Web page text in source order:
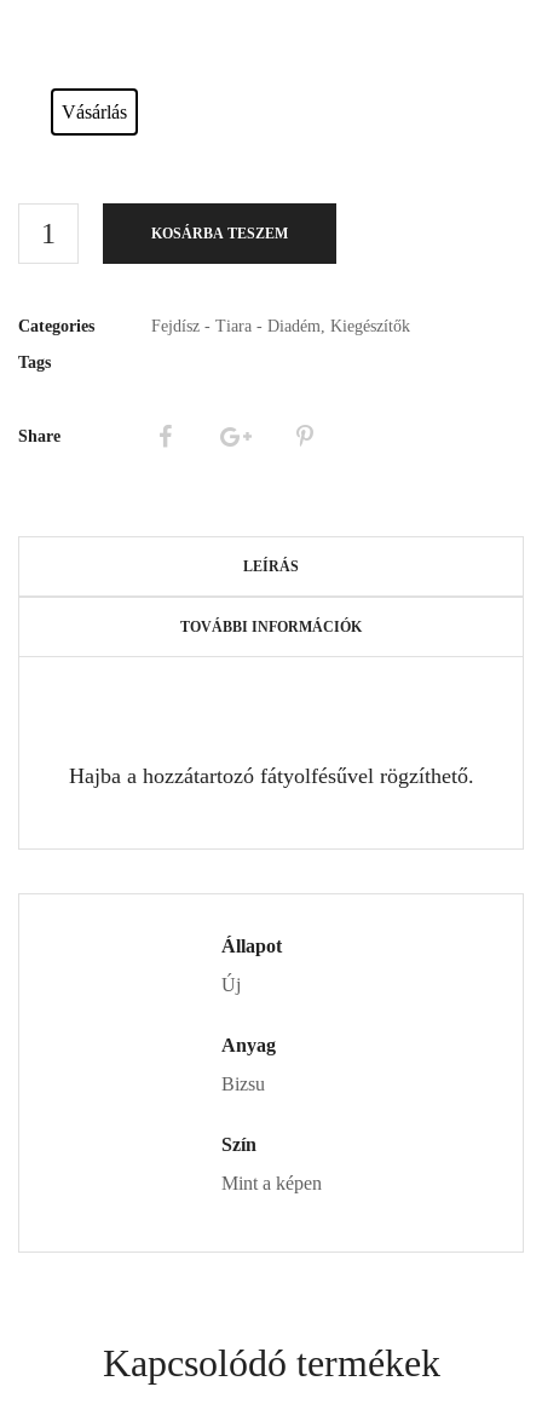
Vásárlás
KOSÁRBA TESZEM
Categories Fejdísz - Tiara - Diadém, Kiegészítők
Tags
Share
LEÍRÁS
TOVÁBBI INFORMÁCIÓK
Hajba a hozzátartozó fátyolfésűvel rögzíthető.
Állapot
Új
Anyag
Bizsu
Szín
Mint a képen
Kapcsolódó termékek